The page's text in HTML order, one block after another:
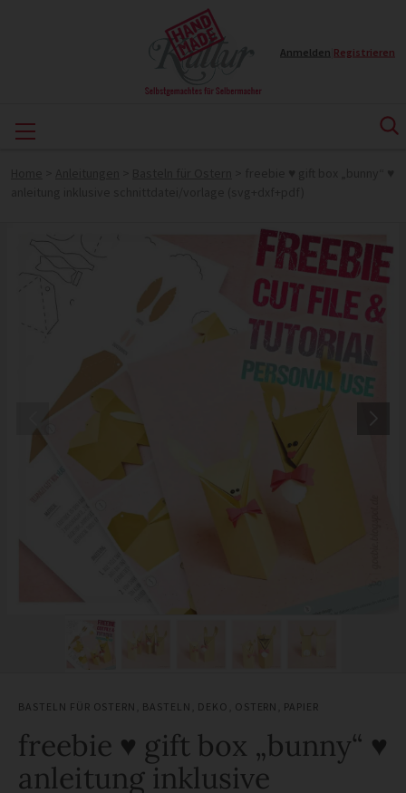
Anmelden Registrieren
BASTELN FÜR OSTERN BASTELN DEKO OSTERN PAPIER
freebie ♥ gift box „bunny“ ♥
anleitung inklusive